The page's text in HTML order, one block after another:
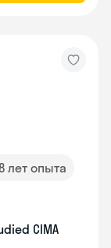
лет опыта
CIMA